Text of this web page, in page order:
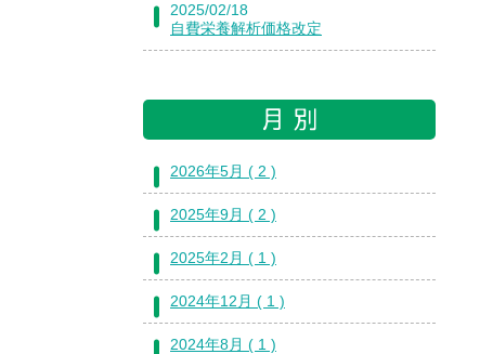
2025/02/18
自費栄養解析価格改定
2026年5月 ( 2 )
2025年9月 ( 2 )
2025年2月 ( 1 )
2024年12月 ( 1 )
2024年8月 ( 1 )